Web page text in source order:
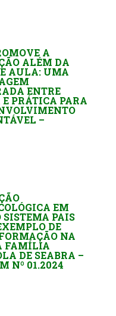
A
ALÉM DA
AULA: UMA
ENTRE
E PRÁTICA PARA
–
EM
SISTEMA PAIS
DE
NA
FAMÍLIA
DE SEABRA –
Nº 01.2024